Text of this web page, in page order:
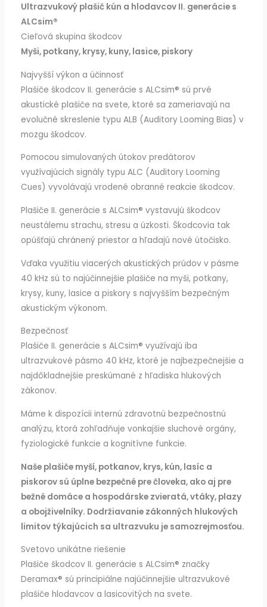
Ultrazvukový plašič kún a hlodavcov II. generácie s
ALCsim®
Cieľová skupina škodcov
Myši, potkany, krysy, kuny, lasice, piskory
Najvyšší výkon a účinnosť
Plašiče škodcov II. generácie s ALCsim® sú prvé
akustické plašiče na svete, ktoré sa zameriavajú na
evolučné skreslenie typu ALB (Auditory Looming Bias) v
mozgu škodcov.
Pomocou simulovaných útokov predátorov
využívajúcich signály typu ALC (Auditory Looming
Cues) vyvolávajú vrodené obranné reakcie škodcov.
Plašiče II. generácie s ALCsim® vystavujú škodcov
neustálemu strachu, stresu a úzkosti. Škodcovia tak
opúšťajú chránený priestor a hľadajú nové útočisko.
Vďaka využitiu viacerých akustických prúdov v pásme
40 kHz sú to najúčinnejšie plašiče na myši, potkany,
krysy, kuny, lasice a piskory s najvyšším bezpečným
akustickým výkonom.
Bezpečnosť
Plašiče II. generácie s ALCsim® využívajú iba
ultrazvukové pásmo 40 kHz, ktoré je najbezpečnejšie a
najdôkladnejšie preskúmané z hľadiska hlukových
zákonov.
Máme k dispozícii internú zdravotnú bezpečnostnú
analýzu, ktorá zohľadňuje vonkajšie sluchové orgány,
fyziologické funkcie a kognitívne funkcie.
Naše plašiče myší, potkanov, krys, kún, lasíc a
piskorov sú úplne bezpečné pre človeka, ako aj pre
bežné domáce a hospodárske zvieratá, vtáky, plazy
a obojživelníky. Dodržiavanie zákonných hlukových
limitov týkajúcich sa ultrazvuku je samozrejmosťou.
Svetovo unikátne riešenie
Plašiče škodcov II. generácie s ALCsim® značky
Deramax® sú principiálne najúčinnejšie ultrazvukové
plašiče hlodavcov a lasicovitých na svete.